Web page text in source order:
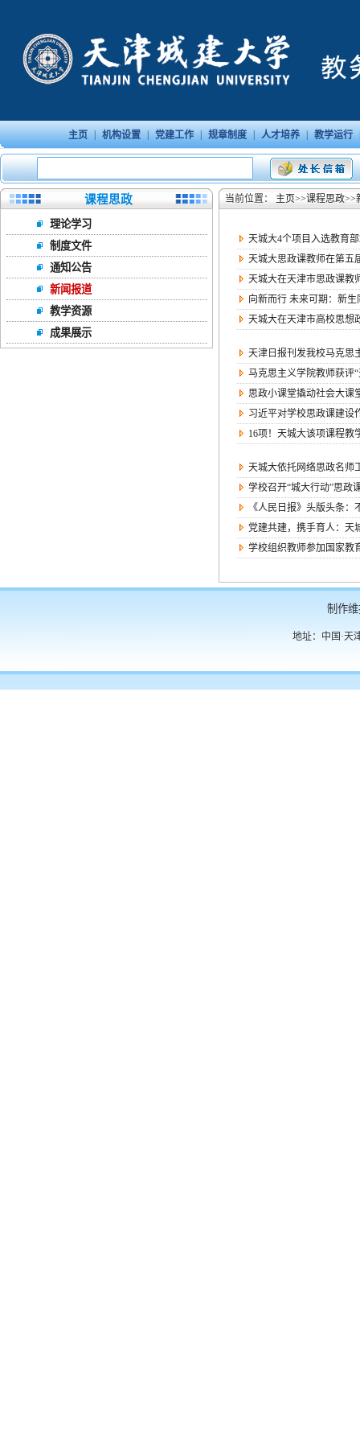
主页 | 机构设置 | 党建工作 | 规章制度 | 人才培养 | 教学运行
课程思政
理论学习
制度文件
通知公告
新闻报道
教学资源
成果展示
当前位置： 主页>>课程思政>>
天城大4个项目入选教育
天城大思政课教师在第五
天城大在天津市思政课教
向新而行 未来可期：新生
天城大在天津市高校思想
天津日报刊发我校马克思
马克思主义学院教师获评
思政小课堂撬动社会大课
习近平对学校思政课建设
16项！天城大该项课程教
天城大依托网络思政名师
学校召开“城大行动”思政
《人民日报》头版头条
党建共建，携手育人：天
学校组织教师参加国家教
制作
地址：中国·天